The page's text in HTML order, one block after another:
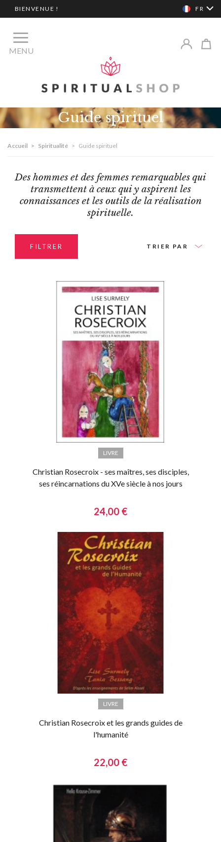
BIENVENUE ! FR
MENU
Guide spirituel
Accueil > Spiritualité > Guide spirituel
Des hommes et des femmes remarquables qui
transmettent à ceux qui y aspirent les
connaissances et les outils de la réalisation
spirituelle.
FILTRER TRIER PAR
LIVRE
Christian Rosecroix - ses maîtres, ses disciples,
ses réincarnations du XVe siècle à nos jours
24,00 €
LIVRE
Christian Rosecroix et les grands guides de
l'humanité
22,00 €